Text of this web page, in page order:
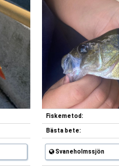
Fiskemetod:
Bästa bete:
Svaneholmssjön